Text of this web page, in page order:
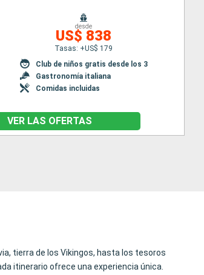
desde
US$ 838
Tasas: +US$ 179
Club de niños gratis desde los 3
Gastronomía italiana
Comidas incluidas
VER LAS OFERTAS
tierra de los Vikingos, hasta los tesoros
itinerario ofrece una experiencia única.